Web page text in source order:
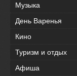
Музыка
День Варенья
Кино
Туризм и отдых
Афиша